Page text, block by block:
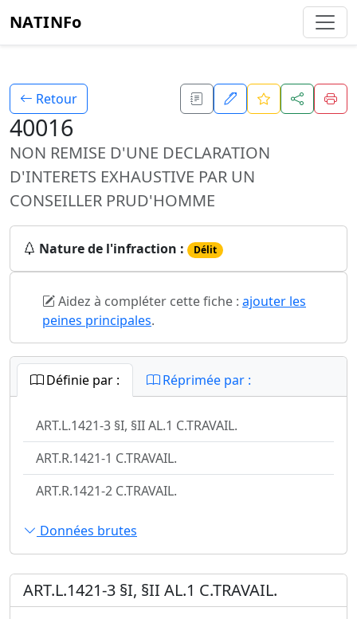
NATINFo
Retour
40016
NON REMISE D'UNE DECLARATION
D'INTERETS EXHAUSTIVE PAR UN
CONSEILLER PRUD'HOMME
Nature de l'infraction : Délit
Aidez à compléter cette fiche : ajouter les
peines principales.
Définie par : Réprimée par :
ART.L.1421-3 §I, §II AL.1 C.TRAVAIL.
ART.R.1421-1 C.TRAVAIL.
ART.R.1421-2 C.TRAVAIL.
Données brutes
ART.L.1421-3 §I, §II AL.1 C.TRAVAIL.